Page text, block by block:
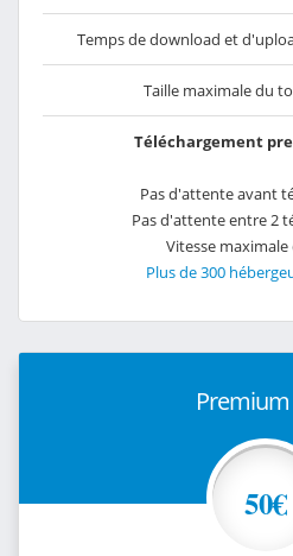
Temps de download et
Taille maximale du
Téléchargement
Pas d'attente avant
Pas d'attente entre 2
Vitesse
Plus de 300
Premium
50€